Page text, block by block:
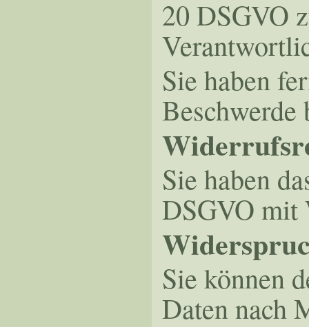
20 DSGVO
Sie haben
Beschwerde
Sie haben
DSGVO mit
Sie können
Daten nach